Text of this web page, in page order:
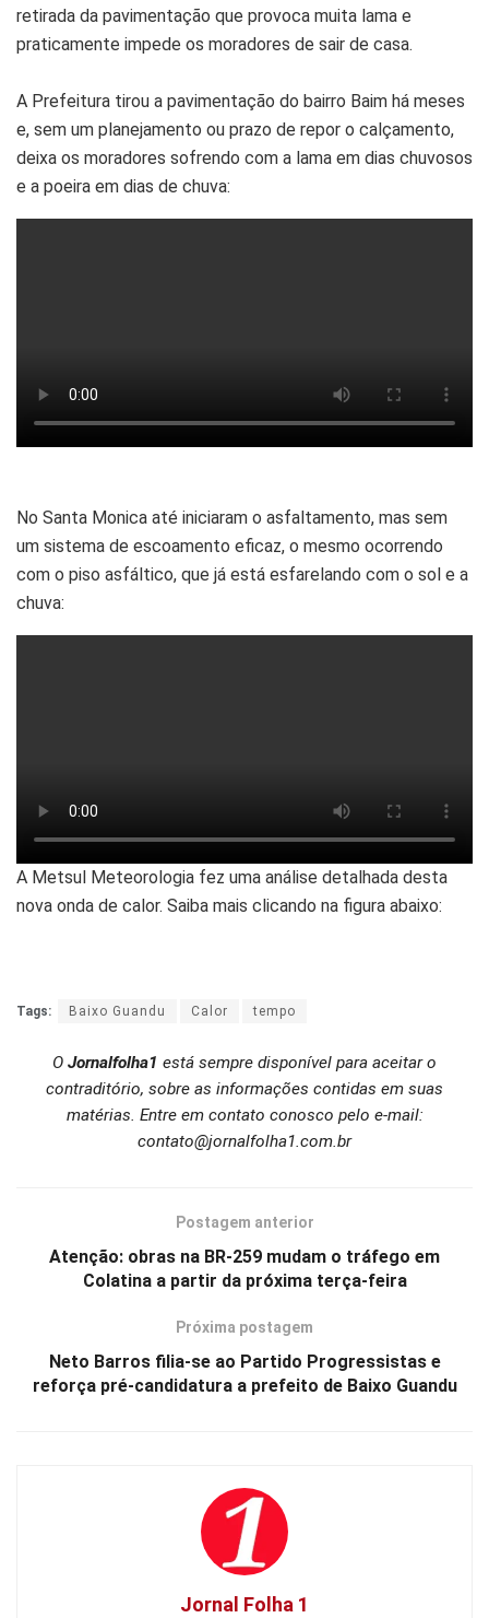
retirada da pavimentação que provoca muita lama e
praticamente impede os moradores de sair de casa.
A Prefeitura tirou a pavimentação do bairro Baim há meses
e, sem um planejamento ou prazo de repor o calçamento,
deixa os moradores sofrendo com a lama em dias chuvosos
e a poeira em dias de chuva:
No Santa Monica até iniciaram o asfaltamento, mas sem
um sistema de escoamento eficaz, o mesmo ocorrendo
com o piso asfáltico, que já está esfarelando com o sol e a
chuva:
A Metsul Meteorologia fez uma análise detalhada desta
nova onda de calor. Saiba mais clicando na figura abaixo:
Tags: Baixo Guandu Calor tempo
O Jornalfolha1 está sempre disponível para aceitar o
contraditório, sobre as informações contidas em suas
matérias. Entre em contato conosco pelo e-mail:
contato@jornalfolha1.com.br
Postagem anterior
Atenção: obras na BR-259 mudam o tráfego em
Colatina a partir da próxima terça-feira
Próxima postagem
Neto Barros filia-se ao Partido Progressistas e
reforça pré-candidatura a prefeito de Baixo Guandu
Jornal Folha 1